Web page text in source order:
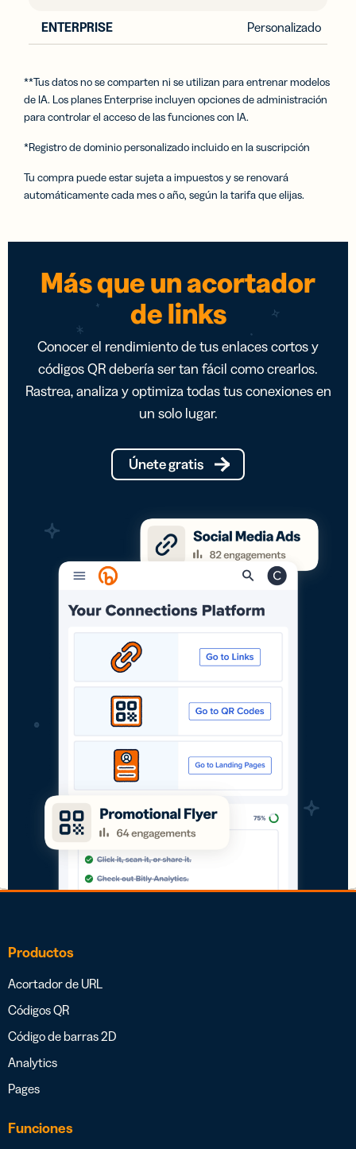
Personalizado
**Tus datos no se comparten ni se utilizan para entrenar modelos
de IA. Los planes Enterprise incluyen opciones de administración
para controlar el acceso de las funciones con IA.
*Registro de dominio personalizado incluido en la suscripción
Tu compra puede estar sujeta a impuestos y se renovará
automáticamente cada mes o año, según la tarifa que elijas.
Más que un acortador
de links
Conocer el rendimiento de tus enlaces cortos y
códigos QR debería ser tan fácil como crearlos.
Rastrea, analiza y optimiza todas tus conexiones en
un solo lugar.
Únete gratis
Productos
Acortador de URL
Códigos QR
Código de barras 2D
Analytics
Pages
Funciones